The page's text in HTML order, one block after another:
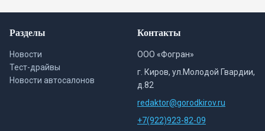
Разделы
Новости
Тест-драйвы
Новости автосалонов
Контакты
ООО «Фогран»
г. Киров, ул.Молодой Гвардии,
д.82
redaktor@gorodkirov.ru
+7(922)923-82-09